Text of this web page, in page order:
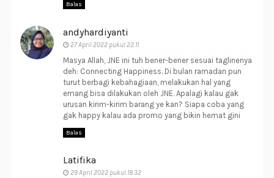
Balas
andyhardiyanti
27 April 2022 pukul 22.11
Masya Allah, JNE ini tuh bener-bener sesuai taglinenya
deh: Connecting Happiness. Di bulan ramadan pun
turut berbagi kebahagiaan, melakukan hal yang
emang bisa dilakukan oleh JNE. Apalagi kalau gak
urusan kirim-kirim barang ye kan? Siapa coba yang
gak happy kalau ada promo yang bikin hemat gini
Balas
Latifika
29 April 2022 pukul 18.32